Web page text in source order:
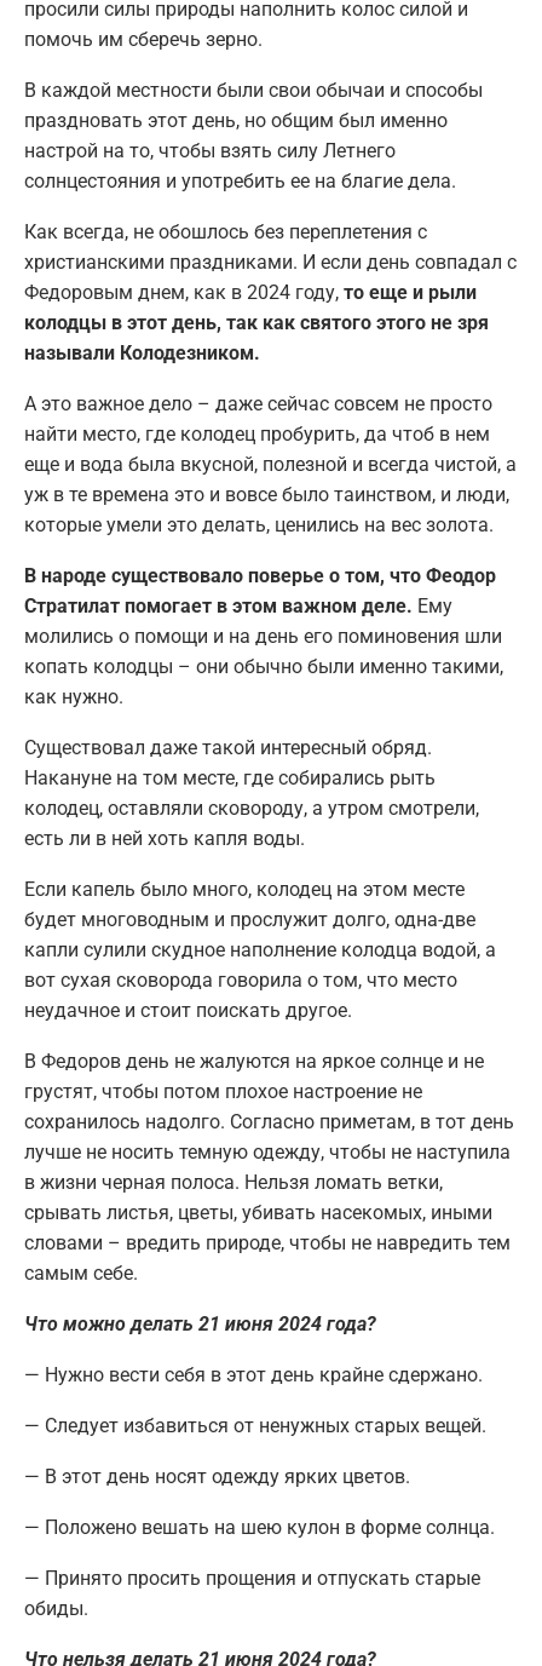
просили силы природы наполнить колос силой и
помочь им сберечь зерно.
В каждой местности были свои обычаи и способы
праздновать этот день, но общим был именно
настрой на то, чтобы взять силу Летнего
солнцестояния и употребить ее на благие дела.
Как всегда, не обошлось без переплетения с
христианскими праздниками. И если день совпадал с
Федоровым днем, как в 2024 году, то еще и рыли
колодцы в этот день, так как святого этого не зря
называли Колодезником.
А это важное дело – даже сейчас совсем не просто
найти место, где колодец пробурить, да чтоб в нем
еще и вода была вкусной, полезной и всегда чистой, а
уж в те времена это и вовсе было таинством, и люди,
которые умели это делать, ценились на вес золота.
В народе существовало поверье о том, что Феодор
Стратилат помогает в этом важном деле. Ему
молились о помощи и на день его поминовения шли
копать колодцы – они обычно были именно такими,
как нужно.
Существовал даже такой интересный обряд.
Накануне на том месте, где собирались рыть
колодец, оставляли сковороду, а утром смотрели,
есть ли в ней хоть капля воды.
Если капель было много, колодец на этом месте
будет многоводным и прослужит долго, одна-две
капли сулили скудное наполнение колодца водой, а
вот сухая сковорода говорила о том, что место
неудачное и стоит поискать другое.
В Федоров день не жалуются на яркое солнце и не
грустят, чтобы потом плохое настроение не
сохранилось надолго. Согласно приметам, в тот день
лучше не носить темную одежду, чтобы не наступила
в жизни черная полоса. Нельзя ломать ветки,
срывать листья, цветы, убивать насекомых, иными
словами – вредить природе, чтобы не навредить тем
самым себе.
Что можно делать 21 июня 2024 года?
— Нужно вести себя в этот день крайне сдержано.
— Следует избавиться от ненужных старых вещей.
— В этот день носят одежду ярких цветов.
— Положено вешать на шею кулон в форме солнца.
— Принято просить прощения и отпускать старые
обиды.
Что нельзя делать 21 июня 2024 года?